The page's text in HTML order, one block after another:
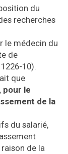
du
recherches
le médecin du
de
10).
que
pour le
de la
du salarié,
de la